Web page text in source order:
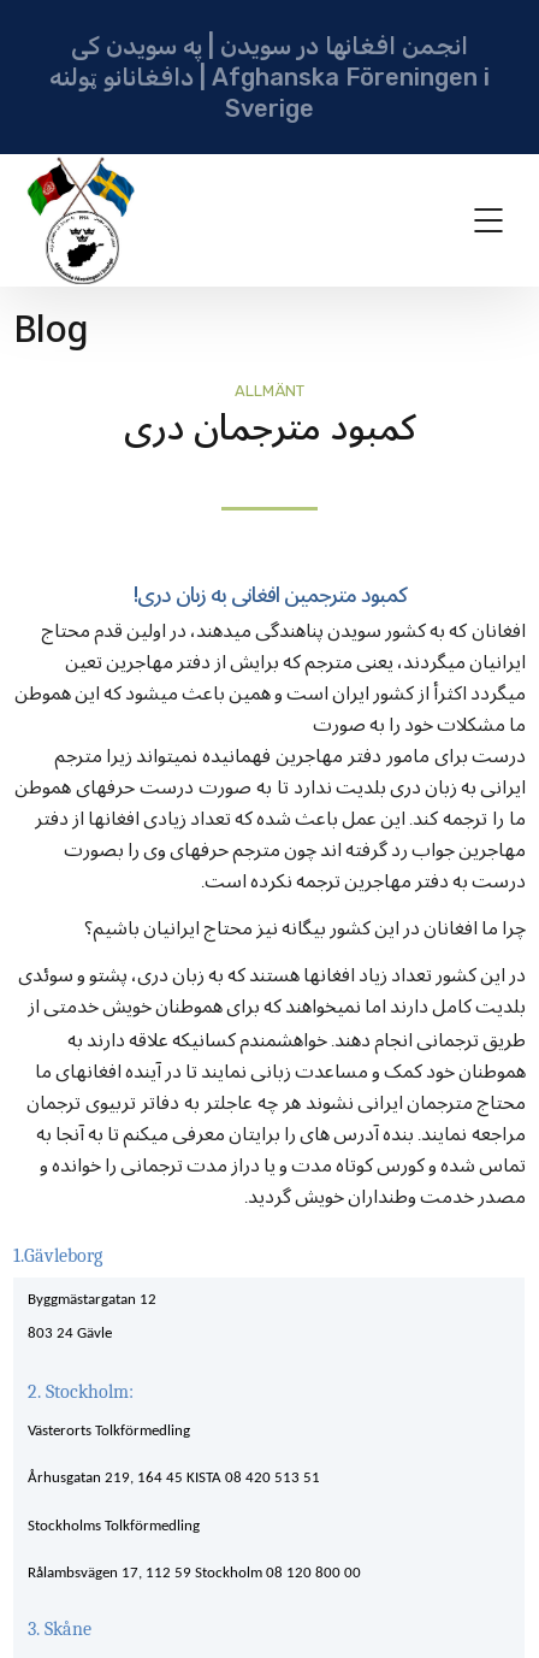
انجمن افغانها در سویدن | په سویدن کی
دافغانانو ټولنه | Afghanska Föreningen i
Sverige
Blog
ALLMÄNT
کمبود مترجمان دری
کمبودمترجمینافغانیبهزباندری!
افغانان کهبهکشورسویدنپناهندگیمیدهند،دراولینقدممحتاج
ایرانیانمیگردند،یعنیمترجمکهبرایشازدفترمهاجرینتعین
میگردداکثرأازکشورایراناستوهمینباعثمیشودکهاینهموطن
مامشکلاتخودرابهصورت
درستبرای مامور دفتر مهاجرین فهمانیده نمیتواندزیرامترجم
ایرانیبهزباندریبلدیتندارد تا به صورت درست حرفهای هموطن
ما را ترجمه کند. اینعملباعثشدهکهتعدادزیادیافغانهاازدفتر
مهاجرینجوابردگرفتهاندچونمترجمحرفهایویرابصورت
درستبهدفترمهاجرینترجمهنکردهاست.
چراماافغاناندراینکشوربیگانهنیزمحتاجایرانیانباشیم؟
دراینکشورتعدادزیادافغانهاهستندکهبهزباندری،پشتووسوئدی
بلدیتکاملدارندامانمیخواهندکهبرایهموطنانخویشخدمتیاز
طریقترجمانیانجامدهند.خواهشمندمکسانیکهعلاقهدارندبه
هموطنانخودکمکومساعدتزبانینمایندتادرآیندهافغانهایما
محتاجمترجمانایرانینشوند هر چه عاجلتر به دفاتر تربیوی ترجمان
مراجعه نمایند. بندهآدرسهایرابرایتانمعرفیمیکنمتابهآنجابه
تماسشدهوکورسکوتاهمدتویادرازمدتترجمانیراخواندهو
مصدرخدمتوطندارانخویشگردید.
1.Gävleborg
Byggmästargatan 12
803 24 Gävle
2. Stockholm:
Västerorts Tolkförmedling
Århusgatan 219, 164 45 KISTA 08 420 513 51
Stockholms Tolkförmedling
Rålambsvägen 17, 112 59 Stockholm 08 120 800 00
3. Skåne